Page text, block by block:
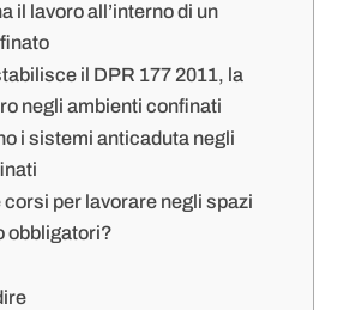
il lavoro all’interno di un
il DPR 177 2011, la
negli ambienti confinati
i sistemi anticaduta negli
corsi per lavorare negli spazi
obbligatori?